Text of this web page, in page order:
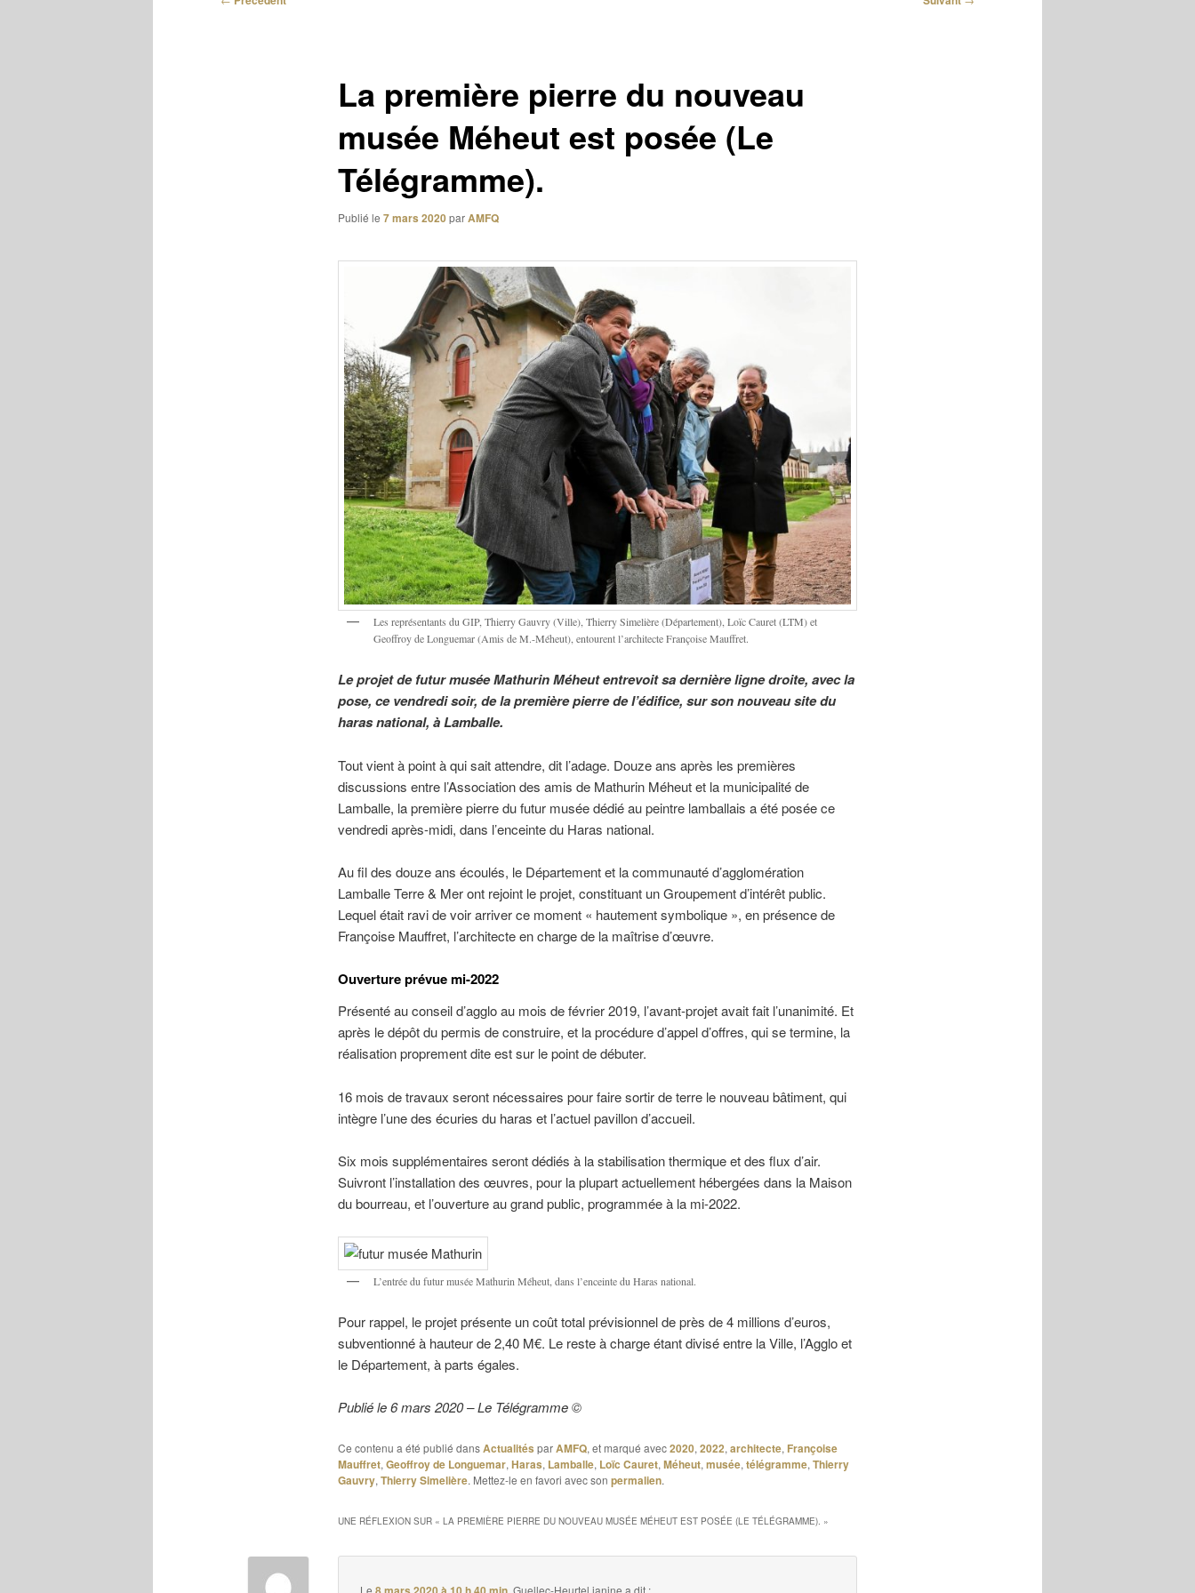
La première pierre du nouveau
musée Méheut est posée (Le
Télégramme).
Publié le 7 mars 2020parAMFQ
Les représentants du GIP, Thierry Gauvry (Ville), Thierry Simelière (Département), Loïc Cauret (LTM) et
Geoffroy de Longuemar (Amis de M.-Méheut), entourent l’architecte Françoise Mauffret.
Le projet de futur musée Mathurin Méheut entrevoit sa dernière ligne droite, avec la
pose, ce vendredi soir, de la première pierre de l’édifice, sur son nouveau site du
haras national, à Lamballe.
Tout vient à point à qui sait attendre, dit l’adage. Douze ans après les premières
discussions entre l’Association des amis de Mathurin Méheut et la municipalité de
Lamballe, la première pierre du futur musée dédié au peintre lamballais a été posée ce
vendredi après-midi, dans l’enceinte du Haras national.
Au fil des douze ans écoulés, le Département et la communauté d’agglomération
Lamballe Terre & Mer ont rejoint le projet, constituant un Groupement d’intérêt public.
Lequel était ravi de voir arriver ce moment « hautement symbolique », en présence de
Françoise Mauffret, l’architecte en charge de la maîtrise d’œuvre.
Ouverture prévue mi-2022
Présenté au conseil d’agglo au mois de février 2019, l’avant-projet avait fait l’unanimité. Et
après le dépôt du permis de construire, et la procédure d’appel d’offres, qui se termine, la
réalisation proprement dite est sur le point de débuter.
16 mois de travaux seront nécessaires pour faire sortir de terre le nouveau bâtiment, qui
intègre l’une des écuries du haras et l’actuel pavillon d’accueil.
Six mois supplémentaires seront dédiés à la stabilisation thermique et des flux d’air.
Suivront l’installation des œuvres, pour la plupart actuellement hébergées dans la Maison
du bourreau, et l’ouverture au grand public, programmée à la mi-2022.
L’entrée du futur musée Mathurin Méheut, dans l’enceinte du Haras national.
Pour rappel, le projet présente un coût total prévisionnel de près de 4 millions d’euros,
subventionné à hauteur de 2,40 M€. Le reste à charge étant divisé entre la Ville, l’Agglo et
le Département, à parts égales.
Publié le 6 mars 2020 – Le Télégramme ©
Ce contenu a été publié dansActualités parAMFQ, et marqué avec2020, 2022, architecte, Françoise
Mauffret, Geoffroy de Longuemar, Haras, Lamballe, Loïc Cauret, Méheut, musée, télégramme, Thierry
Gauvry, Thierry Simelière. Mettez-le en favori avec son permalien.
UNE RÉFLEXION SUR « LA PREMIÈRE PIERRE DU NOUVEAU MUSÉE MÉHEUT EST POSÉE (LE TÉLÉGRAMME). »
Le ,Guellec-Heurtel janine a dit :